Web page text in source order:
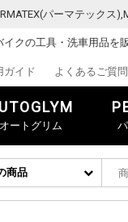
パーマテック
イクの工具・洗車用品を
ガイド よくあるご質問
オートグリム